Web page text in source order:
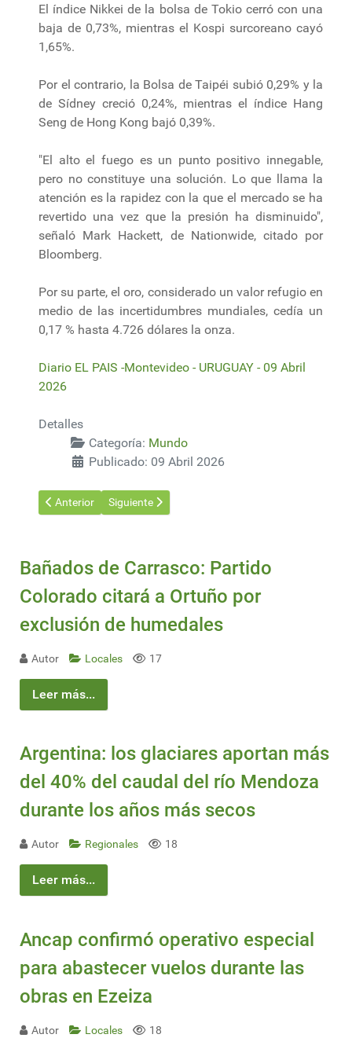
El índice Nikkei de la bolsa de Tokio cerró con una
baja de 0,73%, mientras el Kospi surcoreano cayó
1,65%.
Por el contrario, la Bolsa de Taipéi subió 0,29% y la
de Sídney creció 0,24%, mientras el índice Hang
Seng de Hong Kong bajó 0,39%.
"El alto el fuego es un punto positivo innegable,
pero no constituye una solución. Lo que llama la
atención es la rapidez con la que el mercado se ha
revertido una vez que la presión ha disminuido",
señaló Mark Hackett, de Nationwide, citado por
Bloomberg.
Por su parte, el oro, considerado un valor refugio en
medio de las incertidumbres mundiales, cedía un
0,17 % hasta 4.726 dólares la onza.
Diario EL PAIS -Montevideo - URUGUAY - 09 Abril
2026
Detalles
Categoría: Mundo
Publicado: 09 Abril 2026
Artículo anterior: China logra llevar agua al norte del país a
Anterior Artículo siguiente: El precio del petróleo se
Siguiente
Bañados de Carrasco: Partido
Colorado citará a Ortuño por
exclusión de humedales
Autor Locales 17
Leer más...
Argentina: los glaciares aportan más
del 40% del caudal del río Mendoza
durante los años más secos
Autor Regionales 18
Leer más...
Ancap confirmó operativo especial
para abastecer vuelos durante las
obras en Ezeiza
Autor Locales 18